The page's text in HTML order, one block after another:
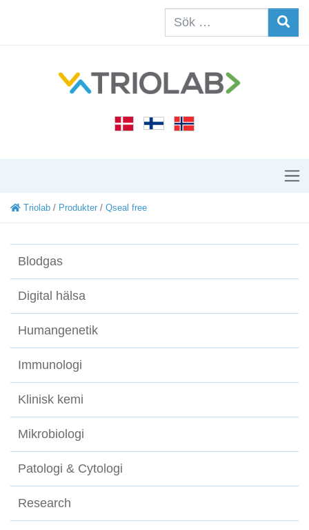
Triolab / Produkter / Qseal free
Blodgas
Digital hälsa
Humangenetik
Immunologi
Klinisk kemi
Mikrobiologi
Patologi & Cytologi
Research